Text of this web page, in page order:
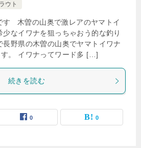
ウト
す 木曽の山奥で激レアのヤマトイ
少なイワナを狙っちゃおう的な釣り
野県の木曽の山奥でヤマトイワナ
す。 イワナってワード多 […]
続きを読む
0 0